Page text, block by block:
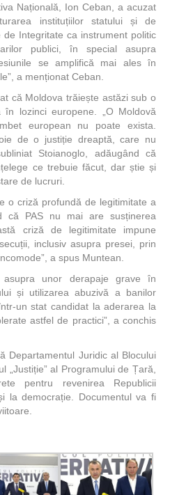
Națională, Ion Ceban, a acuzat
instituțiilor statului și de
de Integritate ca instrument politic
publici, în special asupra
se amplifică mai ales în
a menționat Ceban.
că Moldova trăiește astăzi sub o
lozinci europene. „O Moldovă
european nu poate exista.
de o justiție dreaptă, care nu
Stoianoglo, adăugând că
ce trebuie făcut, dar știe și
de lucruri.
o criză profundă de legitimitate a
că PAS nu mai are susținerea
criză de legitimitate impune
inclusiv asupra presei, prin
a spus Muntean.
unor derapaje grave în
și utilizarea abuzivă a banilor
un stat candidat la aderarea la
astfel de practici”, a conchis
Departamentul Juridic al Blocului
„Justiție” al Programului de Țară,
pentru revenirea Republicii
la democrație. Documentul va fi